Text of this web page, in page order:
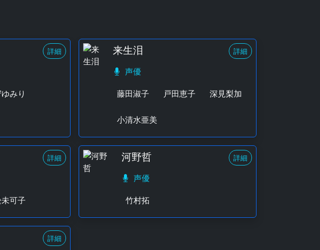
詳細
みり
来生泪 詳細
声優
藤田淑子
戸田恵子 深見梨加
小清水亜美
詳細
可子
河野哲 詳細
声優
竹村拓
詳細